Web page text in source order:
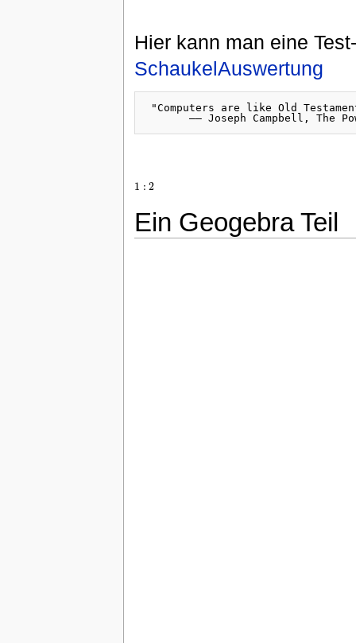
Hier kann man eine
SchaukelAuswertung
"Computers are like Old
1 : 2
1 : 2
Ein Geogebra Teil